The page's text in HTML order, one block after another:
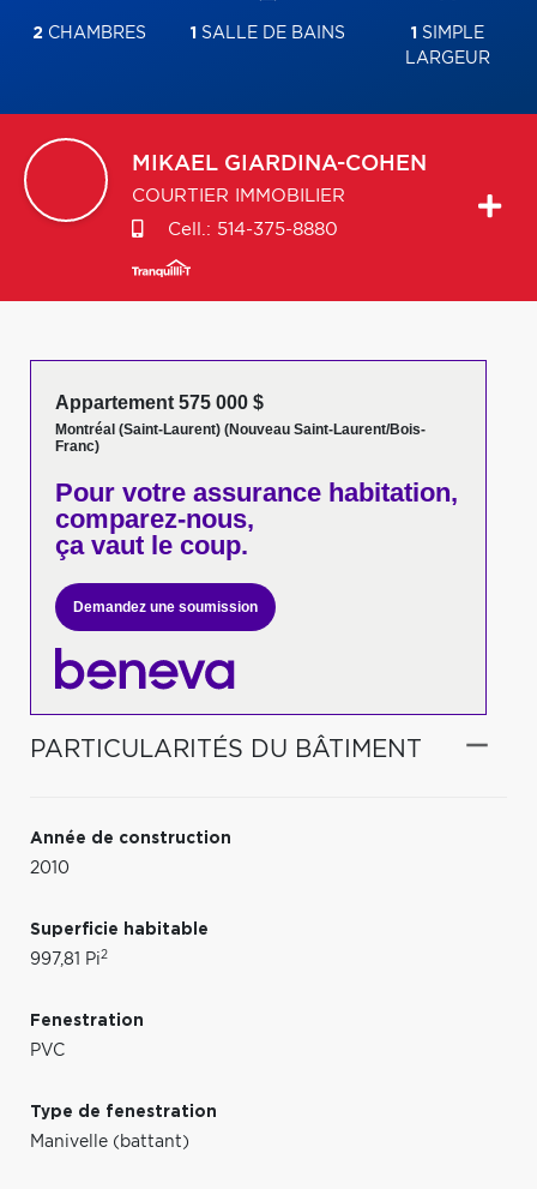
2 CHAMBRES 1 SALLE DE BAINS 1 SIMPLE
LARGEUR
MIKAEL GIARDINA-COHEN
COURTIER IMMOBILIER
Cell.: 514-375-8880
Appartement 575 000 $
Montréal (Saint-Laurent) (Nouveau Saint-Laurent/Bois-
Franc)
Pour votre assurance habitation,
comparez-nous,
ça vaut le coup.
Demandez une soumission
PARTICULARITÉS DU BÂTIMENT
Année de construction
2010
Superficie habitable
997,81 Pi2
Fenestration
PVC
Type de fenestration
Manivelle (battant)